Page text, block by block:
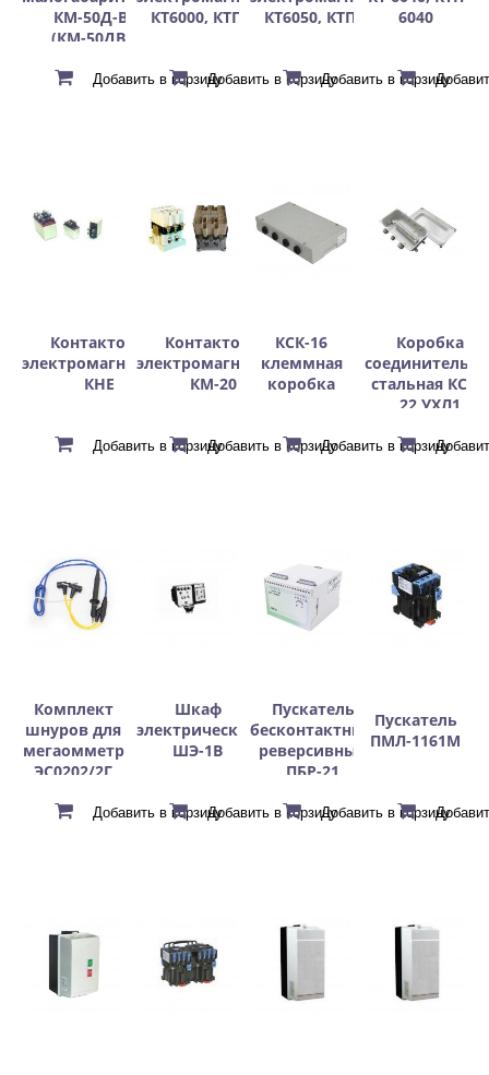
КМ-50Д-В
(КМ-50ДВ)
КТ6000, КТП6000КТ6050, КТП6050
6040
Контакторы
электромагнитные
КНЕ
Контакторы
электромагнитные
КМ-20
КСК-16
клеммная
коробка
Коробка
стальная КС16-
22 УХЛ1
Комплект
шнуров для
мегаомметр
ЭС0202/2Г
Шкаф
электрический
ШЭ-1В
Пускатель
бесконтактный
реверсивный
ПБР-21
Пускатель
ПМЛ-1161М